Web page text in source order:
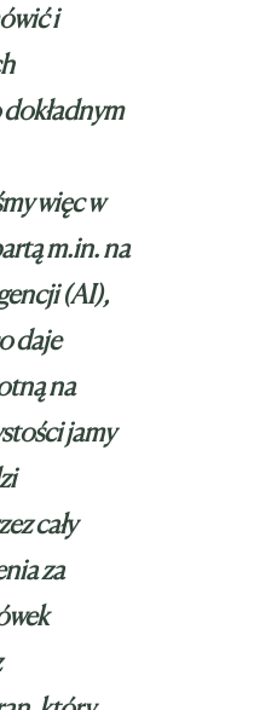
i
więc w
m.in. na
(AI),
daje
na
jamy
cały
za